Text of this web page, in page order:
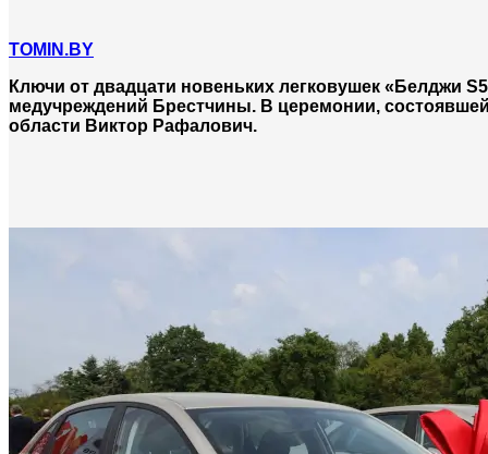
TOMIN.BY
Ключи от двадцати новеньких легковушек «Белджи
медучреждений Брестчины. В церемонии,
области Виктор Рафалович.